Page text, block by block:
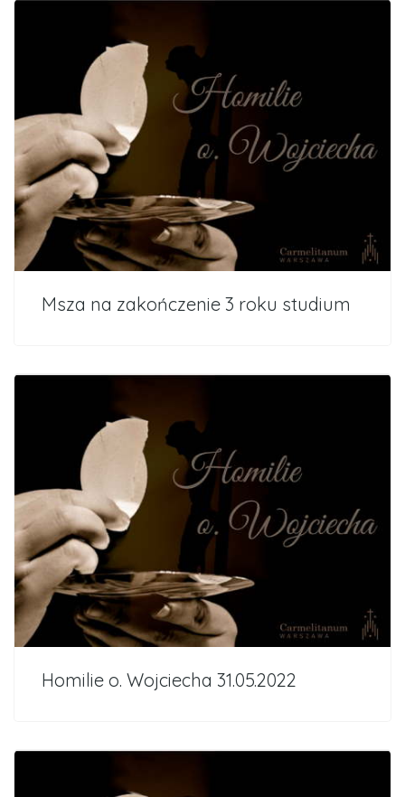
Msza na zakończenie 3 roku studium
Homilie o. Wojciecha 31.05.2022